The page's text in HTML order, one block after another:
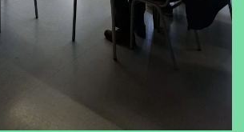
TwitterLinkedIn
WhatsApp
Reddit